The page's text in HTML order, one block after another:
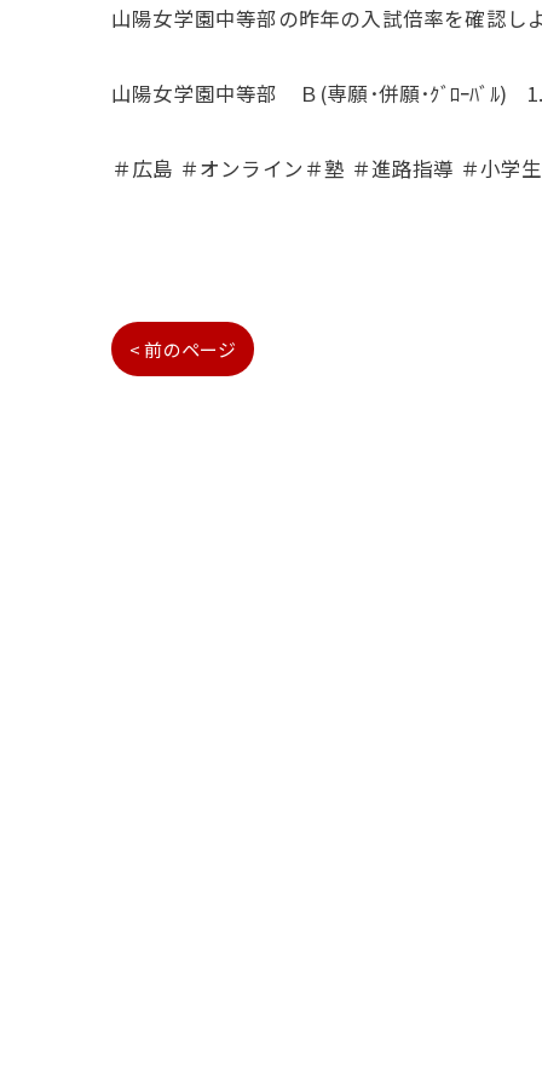
山陽女学園中等部の昨年の入試倍率を確認し
山陽女学園中等部 Ｂ(専願･併願･ｸﾞﾛｰﾊﾞﾙ)
＃広島 ＃オンライン＃塾 ＃進路指導 ＃小学
< 前のページ